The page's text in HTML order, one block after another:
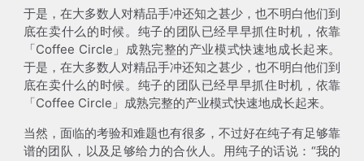
于是，在大多数人对精品手冲还知之甚少，也不明白他们到
底在卖什么的时候。纯子的团队已经早早抓住时机，依靠
「Coffee Circle」成熟完整的产业模式快速地成长起来。
于是，在大多数人对精品手冲还知之甚少，也不明白他们到
底在卖什么的时候。纯子的团队已经早早抓住时机，依靠
「Coffee Circle」成熟完整的产业模式快速地成长起来。
当然，面临的考验和难题也有很多，不过好在纯子有足够靠
谱的团队，以及足够给力的合伙人。用纯子的话说：“我的